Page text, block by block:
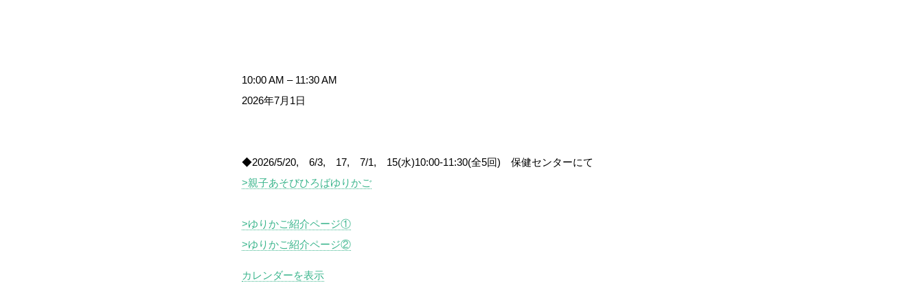
ア
レ
ト
レ
ニ
ン
10:00 AM – 11:30 AM
2026年7月1日
◆2026/5/20, 6/3, 17, 7/1, 15(水)10:00-11:30(全5回) 保健センターにて
>親子あそびひろばゆりかご
>ゆりかご紹介ページ①
>ゆりかご紹介ページ②
カレンダーを表示